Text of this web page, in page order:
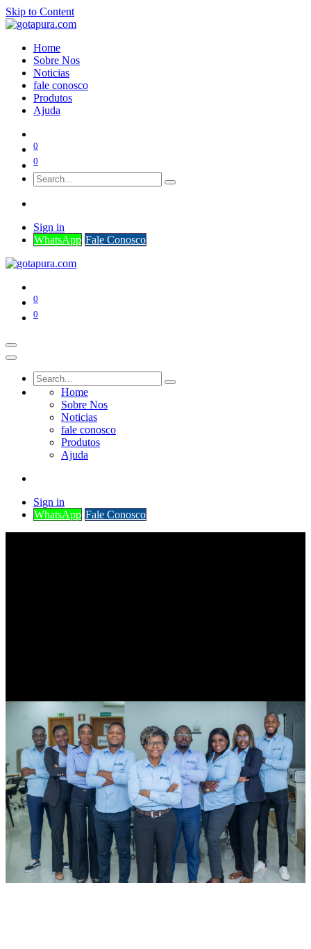
Skip to Content
Home
Sobre Nos
Noticias
fale conosco
Produtos
Ajuda
0
0
Sign in
WhatsApp Fale Conosco
0
0
Home
Sobre Nos
Noticias
fale conosco
Produtos
Ajuda
Sign in
WhatsApp Fale Conosco